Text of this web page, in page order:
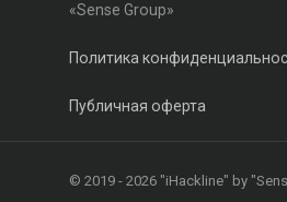
«Sense Group»
Политика
Публичная оферта
© 2019 - 2026 "iHackline" by